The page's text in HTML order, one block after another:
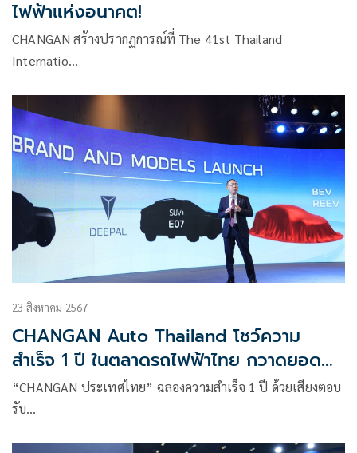
ไฟฟ้าแห่งอนาคต!
CHANGAN สร้างปรากฏการณ์ที่ The 41st Thailand
Internatio…
23 สิงหาคม 2567
CHANGAN Auto Thailand โชว์ความ
สำเร็จ 1 ปี ในตลาดรถไฟฟ้าไทย กวาดยอด
ขาย 8,000 คัน เร่งขยายศูนย์บริการ
กว่า 100 แห่งในปี 2568
“CHANGAN ประเทศไทย” ฉลองความสำเร็จ 1 ปี ด้วยเสียงตอบ
รับ…